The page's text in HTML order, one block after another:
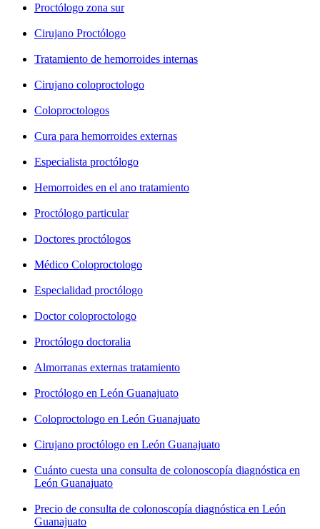
Proctólogo zona sur
Cirujano Proctólogo
Tratamiento de hemorroides internas
Cirujano coloproctologo
Coloproctologos
Cura para hemorroides externas
Especialista proctólogo
Hemorroides en el ano tratamiento
Proctólogo particular
Doctores proctólogos
Médico Coloproctologo
Especialidad proctólogo
Doctor coloproctologo
Proctólogo doctoralia
Almorranas externas tratamiento
Proctólogo en León Guanajuato
Coloproctologo en León Guanajuato
Cirujano proctólogo en León Guanajuato
Cuánto cuesta una consulta de colonoscopía diagnóstica en
León Guanajuato
Precio de consulta de colonoscopía diagnóstica en León
Guanajuato